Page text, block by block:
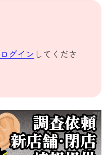
ログイン してくださ